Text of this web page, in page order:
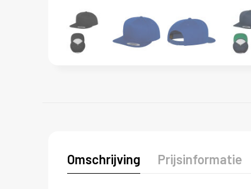
Omschrijving Prijsinformatie